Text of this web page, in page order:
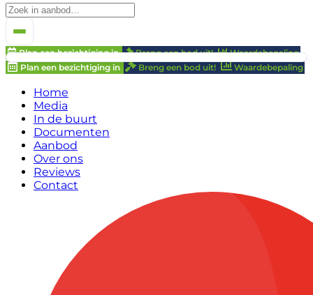
Plan een bezichtiging in Breng een bod uit!
Waardebepaling
Plan een bezichtiging in
Breng een bod uit! Waardebepaling
Home
Media
In de buurt
Documenten
Aanbod
Over ons
Reviews
Contact